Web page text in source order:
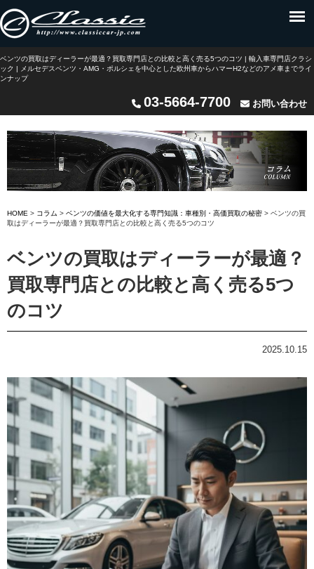
ベンツの買取はディーラーが最適？買取専門店との比較と高く売る5つのコツ | 輸入車専門店クラシ
ック | メルセデスベンツ・AMG・ポルシェを中心とした欧州車からハマーH2などのアメ車までライ
ンナップ
03-5664-7700 お問い合わせ
HOME > コラム > ベンツの価値を最大化する専門知識：車種別・高価買取の秘密 > ベンツの買
取はディーラーが最適？買取専門店との比較と高く売る5つのコツ
ベンツの買取はディーラーが最適？
買取専門店との比較と高く売る5つ
のコツ
2025.10.15